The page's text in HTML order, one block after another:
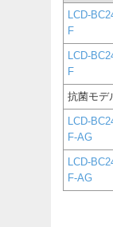
LCD-
F
LCD-
F
抗菌モデ
LCD-
F-AG
LCD-
F-AG